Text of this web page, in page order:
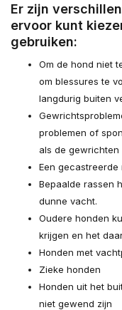
Er zijn
ervoor kunt
gebruiken:
Om de hond niet
om blessures te
langdurig buiten
problemen of
als de
Een
Bepaalde rassen
dunne vacht.
Oudere honden
krijgen en het
Honden met
Zieke honden
Honden uit het
niet gewend zijn